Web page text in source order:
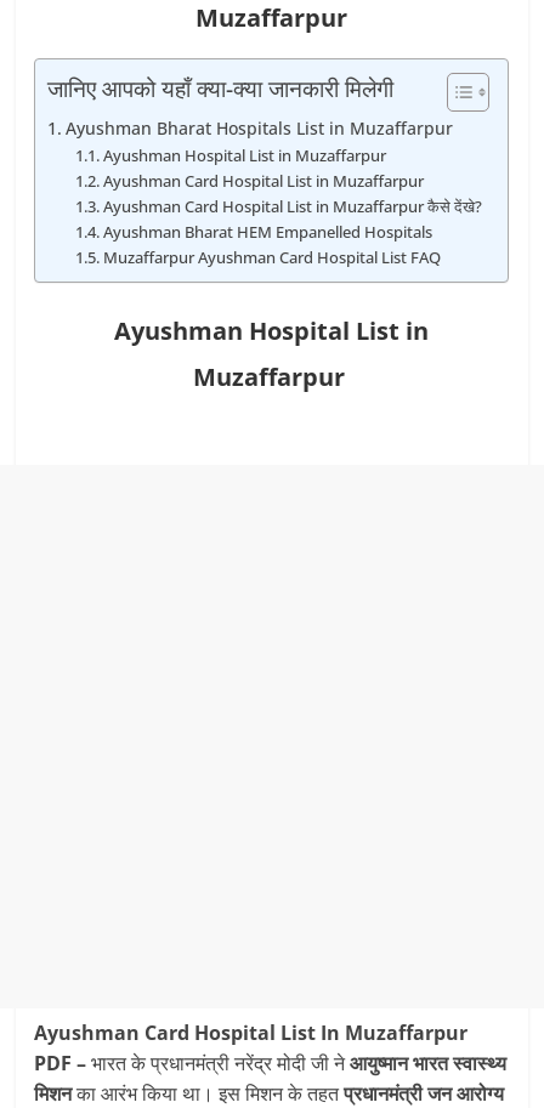
Muzaffarpur
जानिए आपको यहाँ क्या-क्या जानकारी मिलेगी
Ayushman Bharat Hospitals List in Muzaffarpur
Ayushman Hospital List in Muzaffarpur
Ayushman Card Hospital List in Muzaffarpur
Ayushman Card Hospital List in Muzaffarpur कैसे देंखे?
Ayushman Bharat HEM Empanelled Hospitals
Muzaffarpur Ayushman Card Hospital List FAQ
Ayushman Hospital List in
Muzaffarpur
Ayushman Card Hospital List In Muzaffarpur
PDF –भारत के प्रधानमंत्री नरेंद्र मोदी जी नेआयुष्‍मान भारत स्‍वास्‍थ्‍य
मिशनका आरंभ किया था। इस मिशन के तहतप्रधानमंत्री जन आरोग्‍य